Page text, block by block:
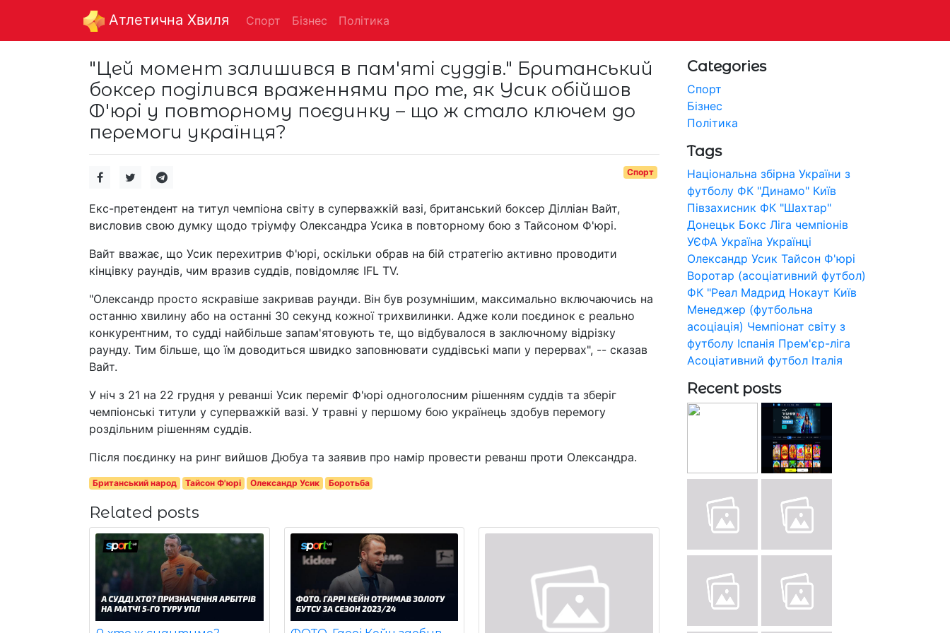
Aтлетична Хвиля Спорт Бізнес Політика
"Цей момент залишився в пам'яті суддів." Британський
боксер поділився враженнями про те, як Усик обійшов
Ф'юрі у повторному поєдинку – що ж стало ключем до
перемоги українця?
Спорт
Екс-претендент на титул чемпіона світу в суперважкій вазі, британський боксер Ділліан Вайт,
висловив свою думку щодо тріумфу Олександра Усика в повторному бою з Тайсоном Ф'юрі.
Вайт вважає, що Усик перехитрив Ф'юрі, оскільки обрав на бій стратегію активно проводити
кінцівку раундів, чим вразив суддів, повідомляє IFL TV.
"Олександр просто яскравіше закривав раунди. Він був розумнішим, максимально включаючись на
останню хвилину або на останні 30 секунд кожної трихвилинки. Адже коли поєдинок є реально
конкурентним, то судді найбільше запам'ятовують те, що відбувалося в заключному відрізку
раунду. Тим більше, що їм доводиться швидко заповнювати суддівські мапи у перервах", -- сказав
Вайт.
У ніч з 21 на 22 грудня у реванші Усик переміг Ф'юрі одноголосним рішенням суддів та зберіг
чемпіонські титули у суперважкій вазі. У травні у першому бою українець здобув перемогу
роздільним рішенням суддів.
Після поєдинку на ринг вийшов Дюбуа та заявив про намір провести реванш проти Олександра.
Британський народ Тайсон Ф'юрі Олександр Усик Боротьба
Related posts
Categories
Спорт
Бізнес
Політика
Tags
Національна збірна України з
футболу ФК "Динамо" Київ
Півзахисник ФК "Шахтар"
Донецьк Бокс Ліга чемпіонів
УЄФА Україна Українці
Олександр Усик Тайсон Ф'юрі
Воротар (асоціативний футбол)
ФК "Реал Мадрид Нокаут Київ
Менеджер (футбольна
асоціація) Чемпіонат світу з
футболу Іспанія Прем'єр-ліга
Асоціативний футбол Італія
Recent posts